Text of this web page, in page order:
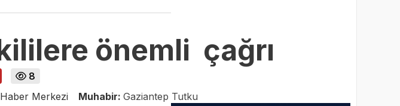
önemli çağrı
8
Haber Merkezi Muhabir: Gaziantep Tutku